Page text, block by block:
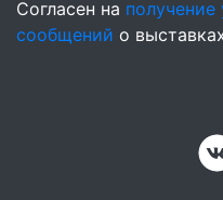
Согласен на
сообщений о